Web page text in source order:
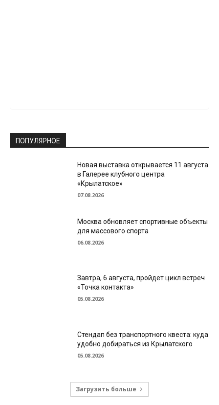
ПОПУЛЯРНОЕ
Новая выставка открывается 11 августа
в Галерее клубного центра
«Крылатское»
07.08.2026
Москва обновляет спортивные объекты
для массового спорта
06.08.2026
Завтра, 6 августа, пройдет цикл встреч
«Точка контакта»
05.08.2026
Стендап без транспортного квеста: куда
удобно добираться из Крылатского
05.08.2026
Загрузить больше